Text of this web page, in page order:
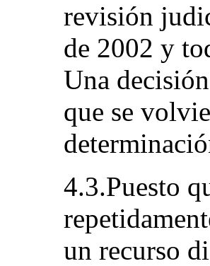
revisión
de 2002 y
Una
que se
4.3.Puesto
un recurso